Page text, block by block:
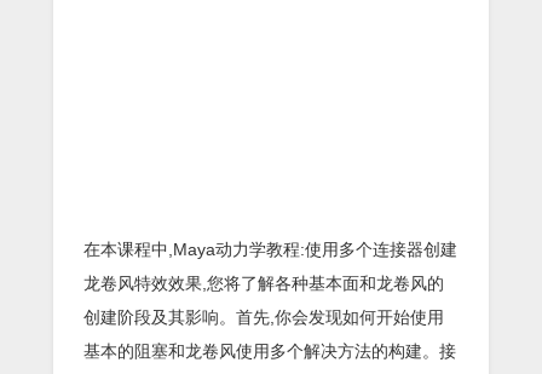
在本课程中,Maya动力学教程:使用多个连接器创建
龙卷风特效效果,您将了解各种基本面和龙卷风的
创建阶段及其影响。首先,你会发现如何开始使用
基本的阻塞和龙卷风使用多个解决方法的构建。接